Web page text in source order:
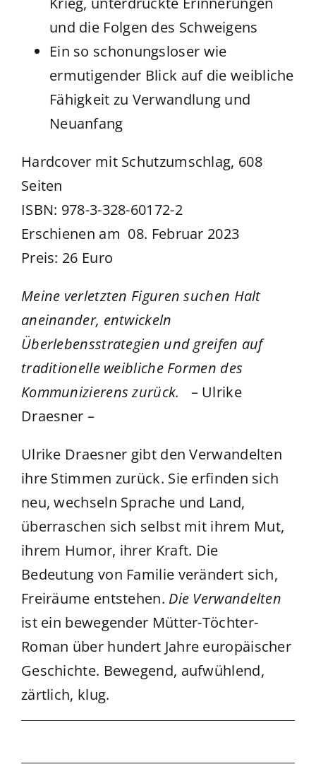
und die Folgen des Schweigens
Ein so schonungsloser wie
ermutigender Blick auf die weibliche
Fähigkeit zu Verwandlung und
Neuanfang
Hardcover mit Schutzumschlag, 608
Seiten
ISBN: 978-3-328-60172-2
Erschienen am 08. Februar 2023
Preis: 26 Euro
Meine verletzten Figuren suchen Halt
aneinander, entwickeln
Überlebensstrategien und greifen auf
traditionelle weibliche Formen des
Kommunizierens zurück. – Ulrike
Draesner –
Ulrike Draesner gibt den Verwandelten
ihre Stimmen zurück. Sie erfinden sich
neu, wechseln Sprache und Land,
überraschen sich selbst mit ihrem Mut,
ihrem Humor, ihrer Kraft. Die
Bedeutung von Familie verändert sich,
Freiräume entstehen. Die Verwandelten
ist ein bewegender Mütter-Töchter-
Roman über hundert Jahre europäischer
Geschichte. Bewegend, aufwühlend,
zärtlich, klug.